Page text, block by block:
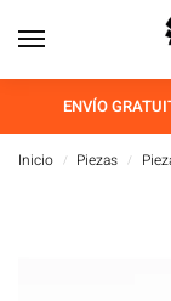
ENVÍO
Inicio / Piezas /